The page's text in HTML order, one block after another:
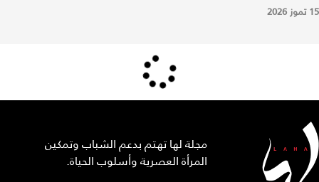
15 تموز 2026
مجلة لها تهتم بدعم الشباب وتمكين
المرأة العصرية وأسلوب الحياة.